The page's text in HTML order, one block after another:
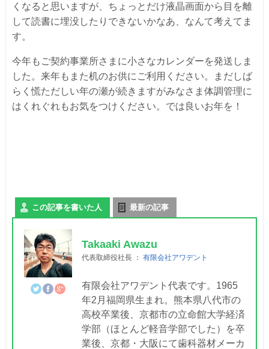
くなると思いますが、ちょっとだけ液晶画面から目を離
して読書に埋没したりできないかなあ、なんて考えてま
す。
今年もご契約事業所さまに小さなカレンダーを発送しま
した。来年もまた机のお供にご利用ください。まだしば
らく慌ただしい年の瀬が続きますがみなさま体調管理に
はくれぐれもお気をつけください。では良いお年を！
この記事を書いた人 最新の記事
Takaaki Awazu
代表取締役社長 ： 有限会社アワデント
有限会社アワデント代表です。1965
年2月福岡県生まれ。熊本県八代市の
高校卒業後、京都市の立命館大学経済
学部（ほとんど軽音学部でした）を卒
業後、京都・大阪にて歯科器材メーカ